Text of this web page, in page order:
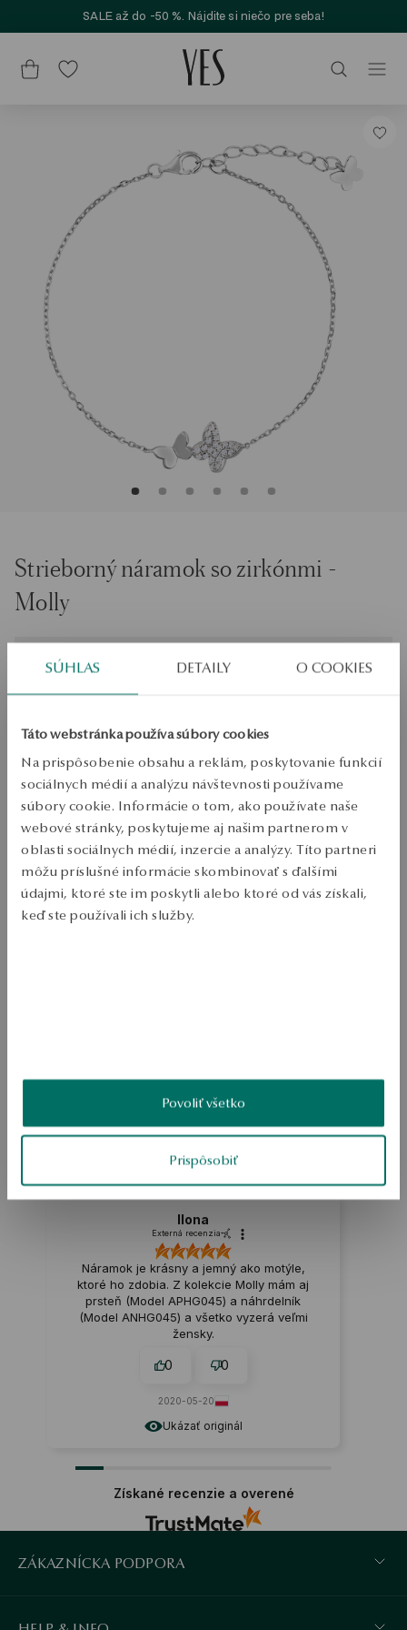
SÚHLAS DETAILY O COOKIES
Táto webstránka používa súbory cookies
Na prispôsobenie obsahu a reklám, poskytovanie funkcií
sociálnych médií a analýzu návštevnosti používame
súbory cookie. Informácie o tom, ako používate naše
webové stránky, poskytujeme aj našim partnerom v
oblasti sociálnych médií, inzercie a analýzy. Títo partneri
môžu príslušné informácie skombinovať s ďalšími
údajmi, ktoré ste im poskytli alebo ktoré od vás získali,
keď ste používali ich služby.
Povoliť všetko
Prispôsobiť
SALE až do -50 %. Nájdite si niečo pre seba!
Strieborný náramok so zirkónmi -
Molly
Veľkosť
Veľkosť
Overiť dostupnosť
Zásielka:1pracovné dni
Doprava zdarma od 70 EUR
Bezplatné vrátenie tovaru do 30 dní
PODROBNOSTI
4.6
Hodnotenie
Na základe
9recenzií
Ako zhromažďujeme recenzie?
Ukázať originál
Ilona
Externá recenzia
Náramok je krásny a jemný ako motýle,
ktoré ho zdobia. Z kolekcie Molly mám aj
prsteň (Model APHG045) a náhrdelník
(Model ANHG045) a všetko vyzerá veľmi
žensky.
0 0
2020-05-20
Získané recenzie a overené
ZÁKAZNÍCKA PODPORA